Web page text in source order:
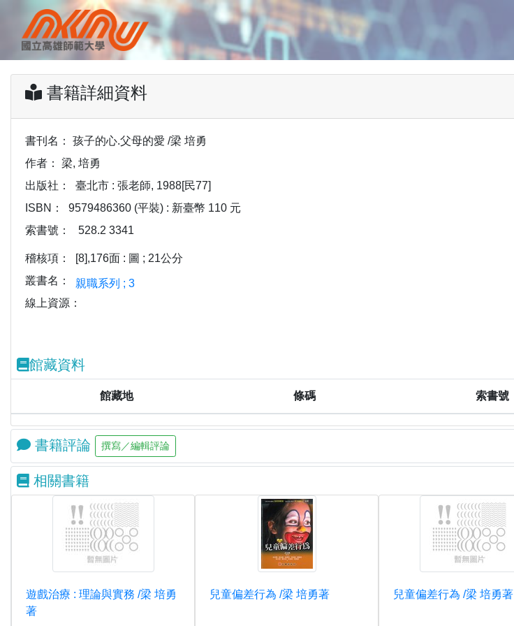
書籍詳細資料
書刊名：
孩子的心.父母的愛 /梁 培勇
作者：
梁, 培勇
出版社：
臺北市 : 張老師, 1988[民77]
ISBN：
9579486360 (平裝) : 新臺幣 110 元
索書號：
528.2 3341
稽核項：
[8],176面 : 圖 ; 21公分
叢書名：
親職系列 ; 3
線上資源：
館藏資料
館藏地 條碼 索書號
書籍評論
相關書籍
遊戲治療 : 理論與實務 /梁 培勇
著
兒童偏差行為 /梁 培勇著 兒童偏差行為 /梁 培勇著